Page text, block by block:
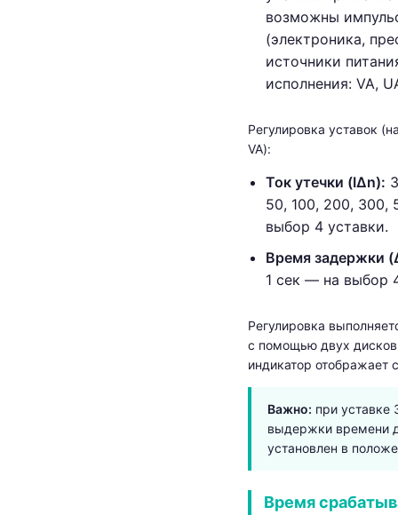
возможны
(электроника,
источники
исполнения: VA,
Регулировка уставок
VA):
Ток утечки (IΔn):
50, 100, 200,
выбор 4 уставки.
Время задержки
1 сек — на выбор
Регулировка
с помощью двух
индикатор отображает
Важно: при уставке
выдержки времени
установлен в
Время